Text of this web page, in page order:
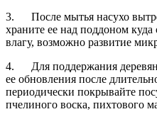
3. После мытья насухо
храните ее над поддоном куда
влагу, возможно развитие
4. Для поддержания
ее обновления после
периодически покрывайте
пчелиного воска, пихтового